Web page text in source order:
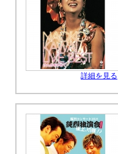
詳細を見る